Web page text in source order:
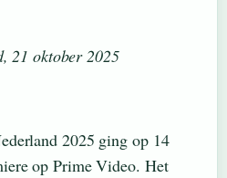
21 oktober 2025
2025 ging op 14
op Prime Video. Het